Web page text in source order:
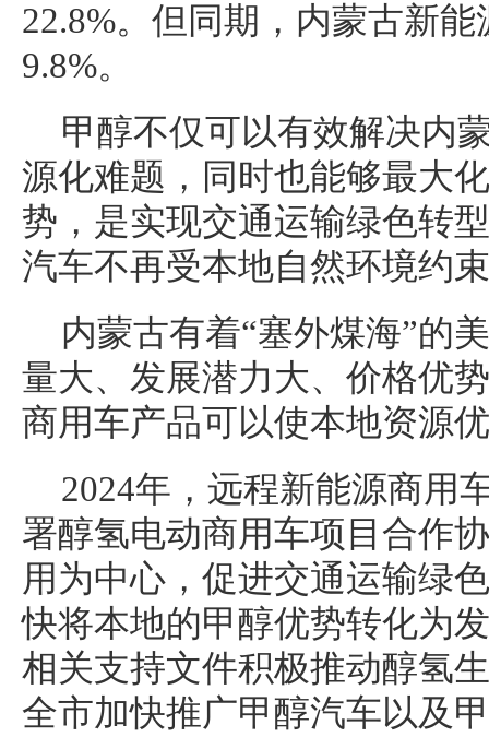
22.8%。但同期，内蒙古新
9.8%。
甲醇不仅可以有效解决内
源化难题，同时也能够最大
势，是实现交通运输绿色转
汽车不再受本地自然环境约
内蒙古有着“塞外煤海”的
量大、发展潜力大、价格优
商用车产品可以使本地资源
2024年，远程新能源商用
署醇氢电动商用车项目合作
用为中心，促进交通运输绿
快将本地的甲醇优势转化为
相关支持文件积极推动醇氢
全市加快推广甲醇汽车以及